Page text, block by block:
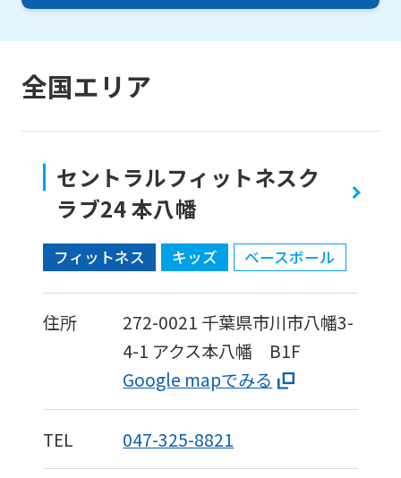
全国エリア
セントラルフィットネスク
ラブ24 本八幡
フィットネス キッズ ベースボール
住所 272-0021 千葉県市川市八幡3-
4-1 アクス本八幡 B1F
Google mapでみる
TEL 047-325-8821